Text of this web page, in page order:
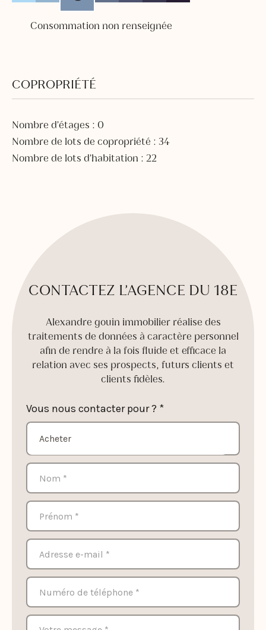
Consommation non renseignée
COPROPRIÉTÉ
Nombre d’étages : 0
Nombre de lots de copropriété : 34
Nombre de lots d’habitation : 22
CONTACTEZ L’AGENCE DU 18E
Alexandre gouin immobilier réalise des
traitements de données à caractère personnel
afin de rendre à la fois fluide et efficace la
relation avec ses prospects, futurs clients et
clients fidèles.
Vous nous contacter pour ? *